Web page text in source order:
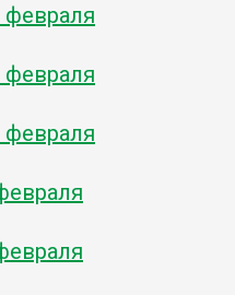
февраля
февраля
февраля